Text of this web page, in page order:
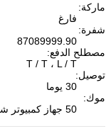
ماركة:
فارغ
شفرة:
87089999.90
مصطلح الدفع:
T / T ، L / T
توصيل:
30 يوما
موك:
50 جهاز كمبيوتر شخصى